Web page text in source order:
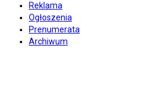
Reklama
Ogłoszenia
Prenumerata
Archiwum